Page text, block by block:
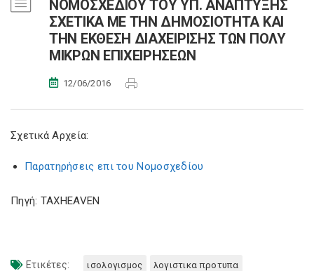
ΝΟΜΟΣΧΕΔΙΟΥ ΤΟΥ ΥΠ. ΑΝΑΠΤΥΞΗΣ
ΣΧΕΤΙΚΑ ΜΕ ΤΗΝ ΔΗΜΟΣΙΟΤΗΤΑ ΚΑΙ
ΤΗΝ ΕΚΘΕΣΗ ΔΙΑΧΕΙΡΙΣΗΣ ΤΩΝ ΠΟΛΥ
ΜΙΚΡΩΝ ΕΠΙΧΕΙΡΗΣΕΩΝ
12/06/2016
Σχετικά Αρχεία:
Παρατηρήσεις επι του Νομοσχεδίου
Πηγή: TAXHEAVEN
Ετικέτες: ισολογισμος λογιστικα προτυπα